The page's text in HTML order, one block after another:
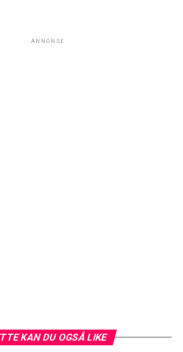
ANNONSE
KAN DU OGSÅ LIKE